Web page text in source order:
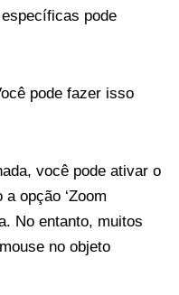
pode
pode fazer isso
você pode ativar o
opção ‘Zoom
No entanto, muitos
no objeto